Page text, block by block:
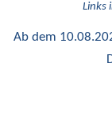
Links
Ab dem